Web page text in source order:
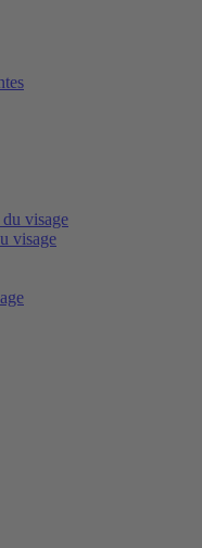
du visage
visage